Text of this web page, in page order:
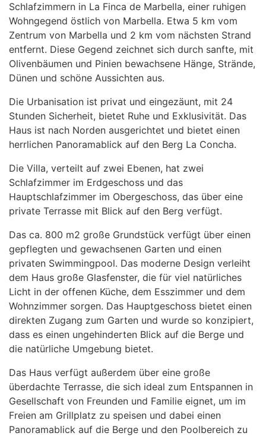
Schlafzimmern in La Finca de Marbella, einer ruhigen
Wohngegend östlich von Marbella. Etwa 5 km vom
Zentrum von Marbella und 2 km vom nächsten Strand
entfernt. Diese Gegend zeichnet sich durch sanfte, mit
Olivenbäumen und Pinien bewachsene Hänge, Strände,
Dünen und schöne Aussichten aus.
Die Urbanisation ist privat und eingezäunt, mit 24
Stunden Sicherheit, bietet Ruhe und Exklusivität. Das
Haus ist nach Norden ausgerichtet und bietet einen
herrlichen Panoramablick auf den Berg La Concha.
Die Villa, verteilt auf zwei Ebenen, hat zwei
Schlafzimmer im Erdgeschoss und das
Hauptschlafzimmer im Obergeschoss, das über eine
private Terrasse mit Blick auf den Berg verfügt.
Das ca. 800 m2 große Grundstück verfügt über einen
gepflegten und gewachsenen Garten und einen
privaten Swimmingpool. Das moderne Design verleiht
dem Haus große Glasfenster, die für viel natürliches
Licht in der offenen Küche, dem Esszimmer und dem
Wohnzimmer sorgen. Das Hauptgeschoss bietet einen
direkten Zugang zum Garten und wurde so konzipiert,
dass es einen ungehinderten Blick auf die Berge und
die natürliche Umgebung bietet.
Das Haus verfügt außerdem über eine große
überdachte Terrasse, die sich ideal zum Entspannen in
Gesellschaft von Freunden und Familie eignet, um im
Freien am Grillplatz zu speisen und dabei einen
Panoramablick auf die Berge und den Poolbereich zu